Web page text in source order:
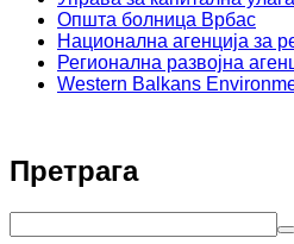
Општа болница Врбас
Национална агенција за
Регионална развојна
Western Balkans
Претрага